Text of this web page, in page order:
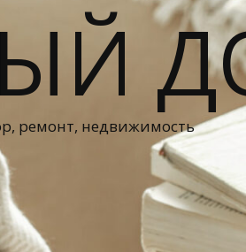
ремонт, недвижимость